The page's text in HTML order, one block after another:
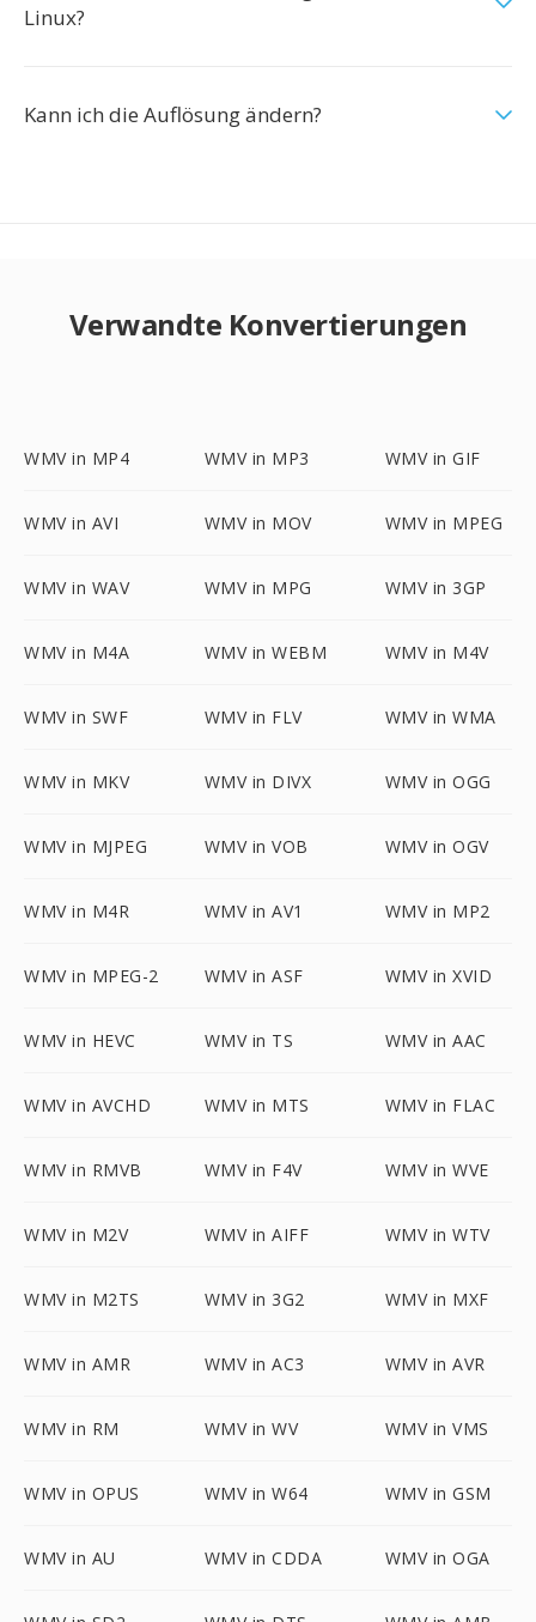
Linux?
Kann ich die Auflösung ändern?
Verwandte Konvertierungen
WMV in MP4 WMV in MP3 WMV in GIF
WMV in AVI WMV in MOV WMV in MPEG
WMV in WAV WMV in MPG WMV in 3GP
WMV in M4A WMV in WEBM WMV in M4V
WMV in SWF WMV in FLV WMV in WMA
WMV in MKV WMV in DIVX WMV in OGG
WMV in MJPEG WMV in VOB WMV in OGV
WMV in M4R WMV in AV1 WMV in MP2
WMV in MPEG-2 WMV in ASF WMV in XVID
WMV in HEVC WMV in TS WMV in AAC
WMV in AVCHD WMV in MTS WMV in FLAC
WMV in RMVB WMV in F4V WMV in WVE
WMV in M2V WMV in AIFF WMV in WTV
WMV in M2TS WMV in 3G2 WMV in MXF
WMV in AMR WMV in AC3 WMV in AVR
WMV in RM WMV in WV WMV in VMS
WMV in OPUS WMV in W64 WMV in GSM
WMV in AU WMV in CDDA WMV in OGA